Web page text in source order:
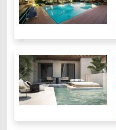
Κάλαμος
Καλαμπάκα
Κάλυμνος
Καμένα Βούρλα
Καρδάμαινα